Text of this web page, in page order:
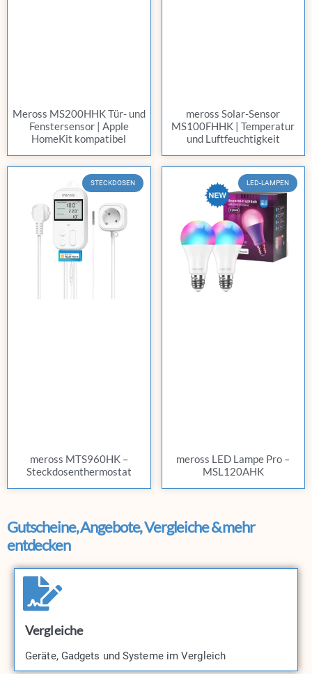
Meross MS200HHK Tür- und
Fenstersensor | Apple
HomeKit kompatibel
meross Solar-Sensor
MS100FHHK | Temperatur
und Luftfeuchtigkeit
STECKDOSEN
meross MTS960HK –
Steckdosenthermostat
LED-LAMPEN
meross LED Lampe Pro –
MSL120AHK
Gutscheine, Angebote, Vergleiche & mehr
entdecken
Vergleiche
Geräte, Gadgets und Systeme im Vergleich